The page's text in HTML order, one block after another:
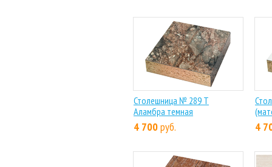
Столешница № 289 Т
Аламбра темная
4 700руб. 4